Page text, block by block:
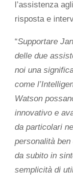
l’assistenza
risposta e
“Supportare
delle due
noi una
come
Watson
innovativo e
da particolari
personalità
da subito in
semplicità di